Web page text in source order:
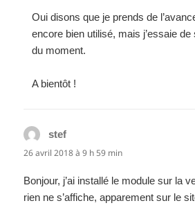
Oui disons que je prends de
encore bien utilisé, mais j’essaie
du moment.
A bientôt !
stef
26 avril 2018 à 9 h 59 min
Bonjour, j’ai installé le module sur la
rien ne s’affiche, apparement sur le